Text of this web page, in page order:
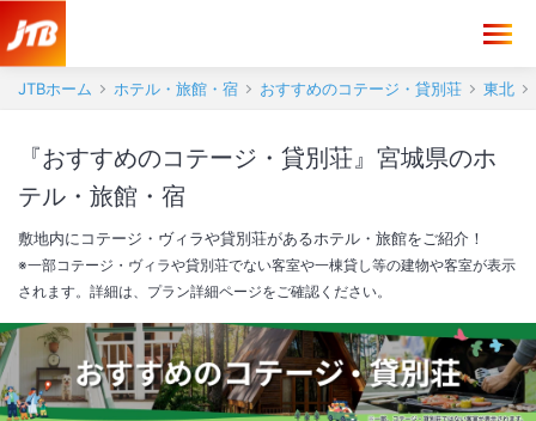
JTBホーム ホテル・旅館・宿 おすすめのコテージ・貸別荘 東北
『おすすめのコテージ・貸別荘』宮城県のホ
テル・旅館・宿
敷地内にコテージ・ヴィラや貸別荘があるホテル・旅館をご紹介！
※一部コテージ・ヴィラや貸別荘でない客室や一棟貸し等の建物や客室が表示
されます。詳細は、プラン詳細ページをご確認ください。